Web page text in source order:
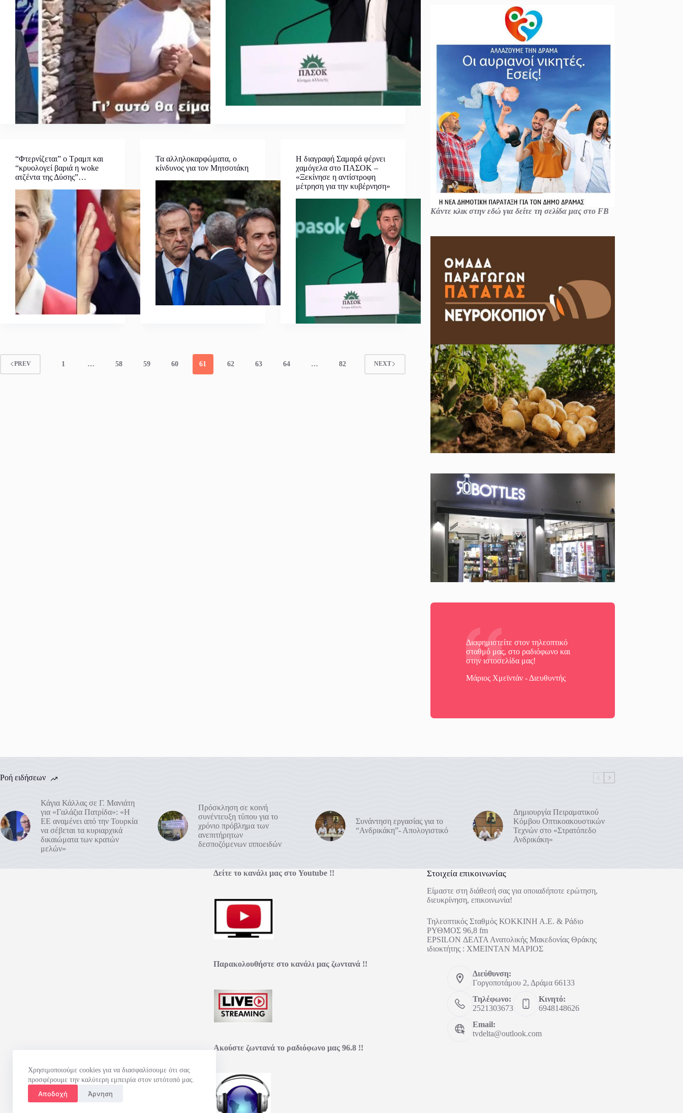
Χρησιμοποιούμε cookies για να διασφαλίσουμε ότι σας
προσφέρουμε την καλύτερη εμπειρία στον ιστότοπό μας.
Αποδοχή Άρνηση
“Φτερνίζεται” ο Τραμπ και
“κρυολογεί βαριά η woke
ατζέντα της Δύσης”…
Τα αλληλοκαρφώματα, ο
κίνδυνος για τον Μητσοτάκη
Η διαγραφή Σαμαρά φέρνει
χαμόγελα στο ΠΑΣΟΚ –
«Ξεκίνησε η αντίστροφη
μέτρηση για την κυβέρνηση»
PREV 1 … 58 59 60 61 62 63 64 … 82 NEXT
Κάντε κλικ στην εδώ για δείτε τη σελίδα μας στο FB
Διαφημιστείτε στον τηλεοπτικό
σταθμό μας, στο ραδιόφωνο και
στην ιστοσελίδα μας!
Μάριος Χμεϊντάν - Διευθυντής
Ροή ειδήσεων
Κάγια Κάλλας σε Γ. Μανιάτη
για «Γαλάζια Πατρίδα»: «Η
ΕΕ αναμένει από την Τουρκία
να σέβεται τα κυριαρχικά
δικαιώματα των κρατών
μελών»
Πρόσκληση σε κοινή
συνέντευξη τύπου για το
χρόνιο πρόβλημα των
ανεπιτήρητων
δεσποζόμενων ιπποειδών
Συνάντηση εργασίας για το
“Ανδρικάκη”- Απολογιστικό
Δημιουργία Πειραματικού
Κόμβου Οπτικοακουστικών
Τεχνών στο «Στρατόπεδο
Ανδρικάκη»
Δείτε το κανάλι μας στο Youtube !!
Παρακολουθήστε στο κανάλι μας ζωντανά !!
Ακούστε ζωντανά το ραδιόφωνο μας 96.8 !!
Στοιχεία επικοινωνίας
Είμαστε στη διάθεσή σας για οποιαδήποτε ερώτηση,
διευκρίνηση, επικοινωνία!
Τηλεοπτικός Σταθμός ΚΟΚΚΙΝΗ Α.Ε. & Ράδιο
ΡΥΘΜΟΣ 96,8 fm
EPSILON ΔΕΛΤΑ Ανατολικής Μακεδονίας Θράκης
ιδιοκτήτης : ΧΜΕΙΝΤΑΝ ΜΑΡΙΟΣ
Διεύθυνση:
Γοργοποτάμου 2, Δράμα 66133
Τηλέφωνο:
2521303673
Κινητό:
6948148626
Email:
tvdelta@outlook.com